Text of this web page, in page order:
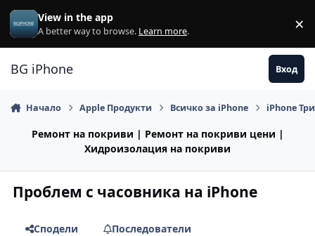
Премини към съдържанието
View in the app
A better way to browse. Learn more. ×
BG iPhone Вход
Начало Apple Продукти Всичко за iPhone iPhone
Ремонт на покриви | Ремонт на покриви цени |
Хидроизолация на покриви
Проблем с часовника на iPhone
Сподели
Последователи